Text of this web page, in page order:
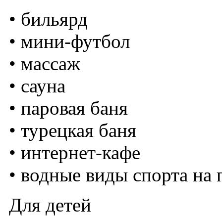
• бильярд
• мини-футбол
• массаж
• сауна
• паровая баня
• турецкая баня
• интернет-кафе
• водные виды спорта
Для детей